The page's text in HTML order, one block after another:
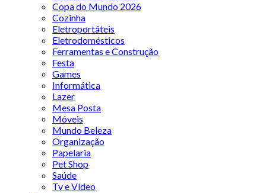
Copa do Mundo 2026
Cozinha
Eletroportáteis
Eletrodomésticos
Ferramentas e Construção
Festa
Games
Informática
Lazer
Mesa Posta
Móveis
Mundo Beleza
Organização
Papelaria
Pet Shop
Saúde
Tv e Vídeo